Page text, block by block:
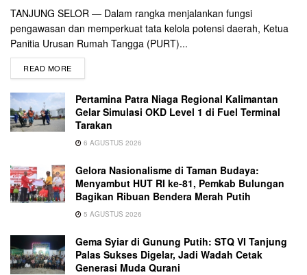
TANJUNG SELOR — Dalam rangka menjalankan fungsi
pengawasan dan memperkuat tata kelola potensi daerah, Ketua
Panitia Urusan Rumah Tangga (PURT)...
READ MORE
Pertamina Patra Niaga Regional Kalimantan
Gelar Simulasi OKD Level 1 di Fuel Terminal
Tarakan
6 AGUSTUS 2026
Gelora Nasionalisme di Taman Budaya:
Menyambut HUT RI ke-81, Pemkab Bulungan
Bagikan Ribuan Bendera Merah Putih
5 AGUSTUS 2026
Gema Syiar di Gunung Putih: STQ VI Tanjung
Palas Sukses Digelar, Jadi Wadah Cetak
Generasi Muda Qurani